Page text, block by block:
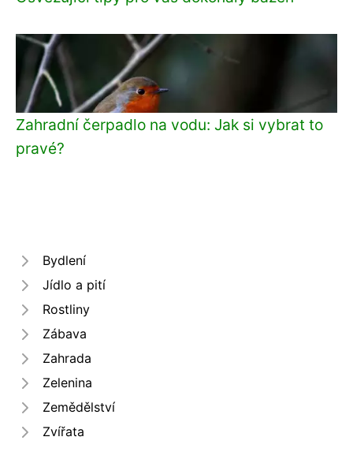
Zahradní čerpadlo na vodu: Jak si vybrat to
pravé?
Bydlení
Jídlo a pití
Rostliny
Zábava
Zahrada
Zelenina
Zemědělství
Zvířata